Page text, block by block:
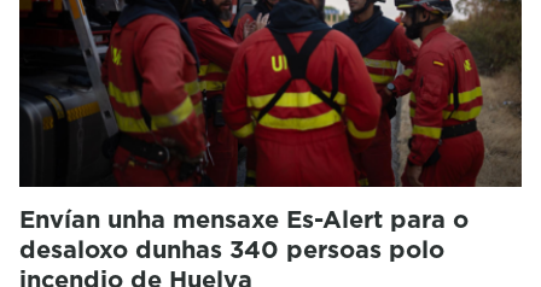
Envían unha mensaxe Es-Alert para o
desaloxo dunhas 340 persoas polo
incendio de Huelva